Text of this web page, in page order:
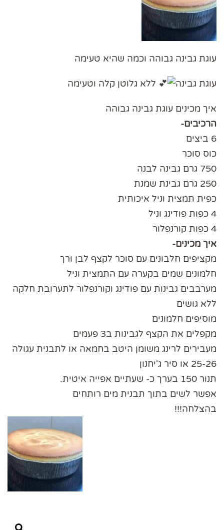
עוגת גבינה גבוהה וכמה שהיא טעימה
עוגת גבינה ללא גלוטן קלה וטעימה
איך מכינים עוגת גבינה גבוהה
הרכיבים-
6 ביצים
כוס סוכר
750 גרם גבינה לבנה
250 גרם גבינת שמנת
כפית תמצית וניל איכותית
4 כפות פודינג וניל
4 כפות קורנפלור
איך מכינים-
מקציפים חלבונים עם סוכר לקצף לבן ורך
חלמונים שמים בקערה עם התמצית וניל
מערבבים גבינות עם פודינג וקורנפלור לתערובת חלקה
ללא גושים
מוסיפים חלמונים
מקפלים את הקצף לגבינות ב3 פעמים
מעבירים לרינג משומן היטב בחמאה או לתבנית עגולה
25-26 או סיר ג'יחנון
תנור 150 בערך כ- שעתיים אפייה איטית.
אפשר לשים בתוך תבנית מים רותחים
בהצלחה!!!